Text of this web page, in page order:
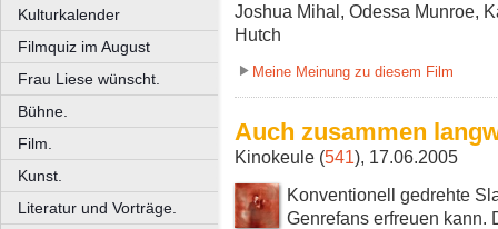
Kulturkalender
Filmquiz im August
Frau Liese wünscht.
Bühne.
Film.
Kunst.
Literatur und Vorträge.
Joshua Mihal, Odessa Munroe,
Hutch
Meine Meinung zu diesem Film
Auch zusammen
Kinokeule (541), 17.06.2005
Konventionell gedrehte
Genrefans erfreuen kann.